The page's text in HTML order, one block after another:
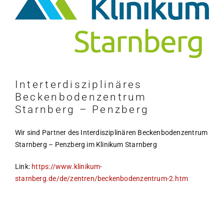
Interterdisziplinäres
Beckenbodenzentrum
Starnberg – Penzberg
Wir sind Partner des Interdisziplinären Beckenbodenzentrum
Starnberg – Penzberg im Klinikum Starnberg
Link: https://www.klinikum-
starnberg.de/de/zentren/beckenbodenzentrum-2.htm